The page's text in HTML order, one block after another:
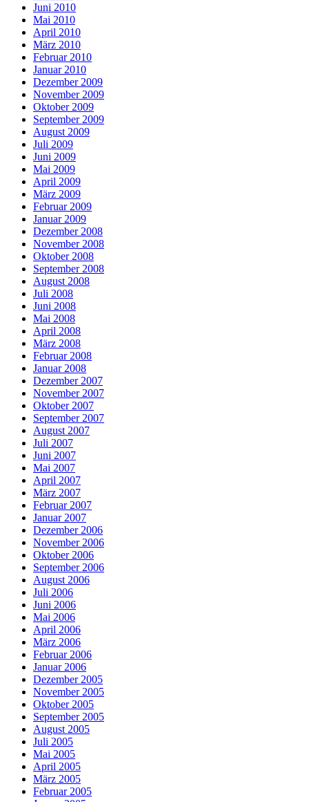
Juni 2010
Mai 2010
April 2010
März 2010
Februar 2010
Januar 2010
Dezember 2009
November 2009
Oktober 2009
September 2009
August 2009
Juli 2009
Juni 2009
Mai 2009
April 2009
März 2009
Februar 2009
Januar 2009
Dezember 2008
November 2008
Oktober 2008
September 2008
August 2008
Juli 2008
Juni 2008
Mai 2008
April 2008
März 2008
Februar 2008
Januar 2008
Dezember 2007
November 2007
Oktober 2007
September 2007
August 2007
Juli 2007
Juni 2007
Mai 2007
April 2007
März 2007
Februar 2007
Januar 2007
Dezember 2006
November 2006
Oktober 2006
September 2006
August 2006
Juli 2006
Juni 2006
Mai 2006
April 2006
März 2006
Februar 2006
Januar 2006
Dezember 2005
November 2005
Oktober 2005
September 2005
August 2005
Juli 2005
Mai 2005
April 2005
März 2005
Februar 2005